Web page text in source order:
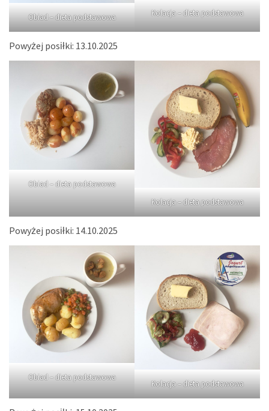
Obiad – dieta podstawowa Kolacja – dieta podstawowa
Powyżej posiłki: 13.10.2025
Obiad – dieta podstawowa
Kolacja – dieta podstawowa
Powyżej posiłki: 14.10.2025
Obiad – dieta podstawowa
Kolacja – dieta podstawowa